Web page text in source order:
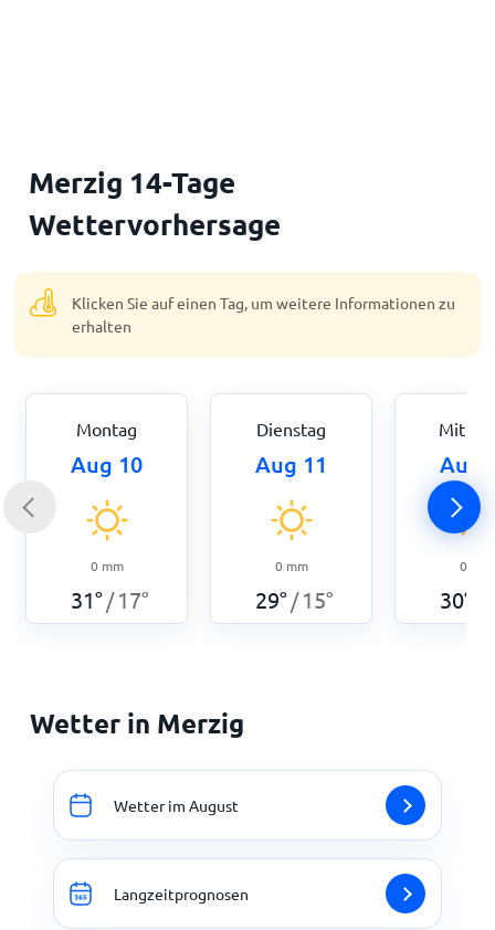
Merzig 14-Tage
Wettervorhersage
Klicken Sie auf einen Tag, um weitere Informationen zu
erhalten
Montag
Aug 10
0 mm
31° / 17°
Dienstag
Aug 11
0 mm
29° / 15°
Aug
0
30°
Wetter in Merzig
Wetter im August
Langzeitprognosen